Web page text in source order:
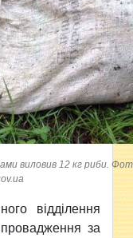
виловив 12 кг риби.
відділення
провадження за